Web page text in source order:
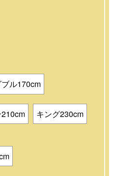
ル170cm
キング230cm